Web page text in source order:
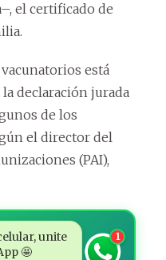
el certificado de
está
declaración jurada
de los
el director del
(PAI),
unite
🤩
1